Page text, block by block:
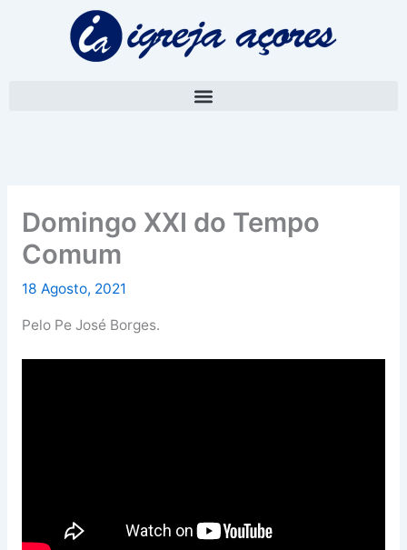
Domingo XXI do Tempo
Comum
18 Agosto, 2021
Pelo Pe José Borges.